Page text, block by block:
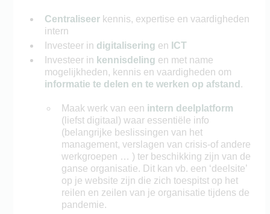
Centraliseer kennis, expertise en vaardigheden
intern
Investeer in digitalisering en ICT
Investeer in kennisdeling en met name
mogelijkheden, kennis en vaardigheden om
informatie te delen en te werken op afstand .
Maak werk van een intern deelplatform
(liefst digitaal) waar essentiële info
(belangrijke beslissingen van het
management, verslagen van crisis-of andere
werkgroepen … ) ter beschikking zijn van de
ganse organisatie. Dit kan vb. een ‘deelsite’
op je website zijn die zich toespitst op het
reilen en zeilen van je organisatie tijdens de
pandemie.